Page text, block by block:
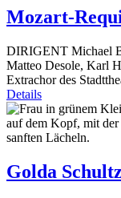
Mozart-
DIRIGENT Michael
Matteo Desole, Karl
Extrachor des
Details
Golda Schultz